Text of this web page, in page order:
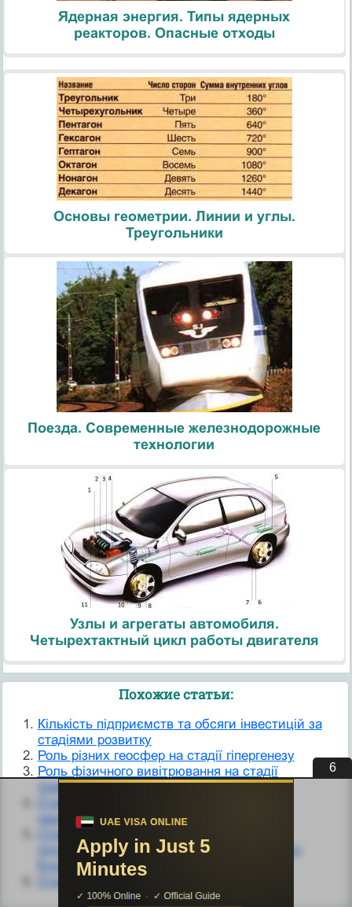
Ядерная энергия. Типы ядерных
реакторов. Опасные отходы
Основы геометрии. Линии и углы.
Треугольники
Поезда. Современные железнодорожные
технологии
Узлы и агрегаты автомобиля.
Четырехтактный цикл работы двигателя
Похожие статьи:
Кількість підприємств та обсяги інвестицій за
стадіями розвитку
Роль різних геосфер на стадії гіпергенезу
Роль фізичного вивітрювання на стадії
гіпергенезу
Стадія виділення зон і районів для
першочергового вивчення
Стадія визначення наявності пасток ВВ і
підготовка об’єктів (структур) до глибокого
буріння
Стадія катагенезу
6